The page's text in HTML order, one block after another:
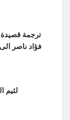
ترجمة قصيدة
فؤاد ناصر
لئيم